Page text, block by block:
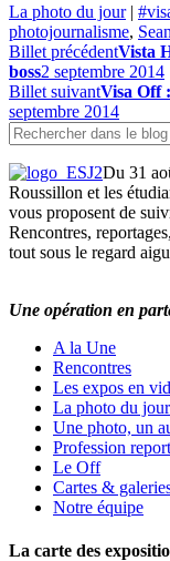
La photo du jour|
photojournalisme,
Billet précédentVista
boss2 septembre 2014
Billet suivantVisa Off
septembre 2014
Du 31
Roussillon et les
vous proposent de
Rencontres,
tout sous le regard
Une opération en
A la Une
Rencontres
Les expos en
La photo du jour
Une photo, un
Profession
Le Off
Cartes &
Notre équipe
La carte des